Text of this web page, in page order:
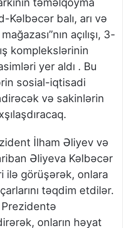
təməlqoyma
Kəlbəcər balı, arı və
açılışı, 3-
komplekslərinin
yer aldı . Bu
sosial-iqtisadi
və sakinlərin
İlham Əliyev və
Əliyeva Kəlbəcər
ilə görüşərək, onlara
təqdim etdilər.
onların həyat